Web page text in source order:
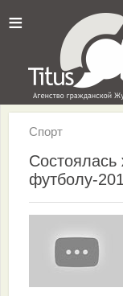
≡
Спорт
футболу-